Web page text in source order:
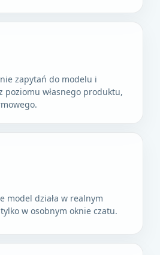
zapytań do modelu i
własnego produktu,
model działa w realnym
w osobnym oknie czatu.